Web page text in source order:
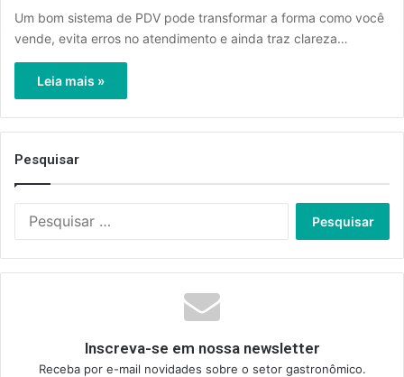
Um bom sistema de PDV pode transformar a forma como você
vende, evita erros no atendimento e ainda traz clareza…
Leia mais »
Pesquisar
Inscreva-se em nossa newsletter
Receba por e-mail novidades sobre o setor gastronômico.